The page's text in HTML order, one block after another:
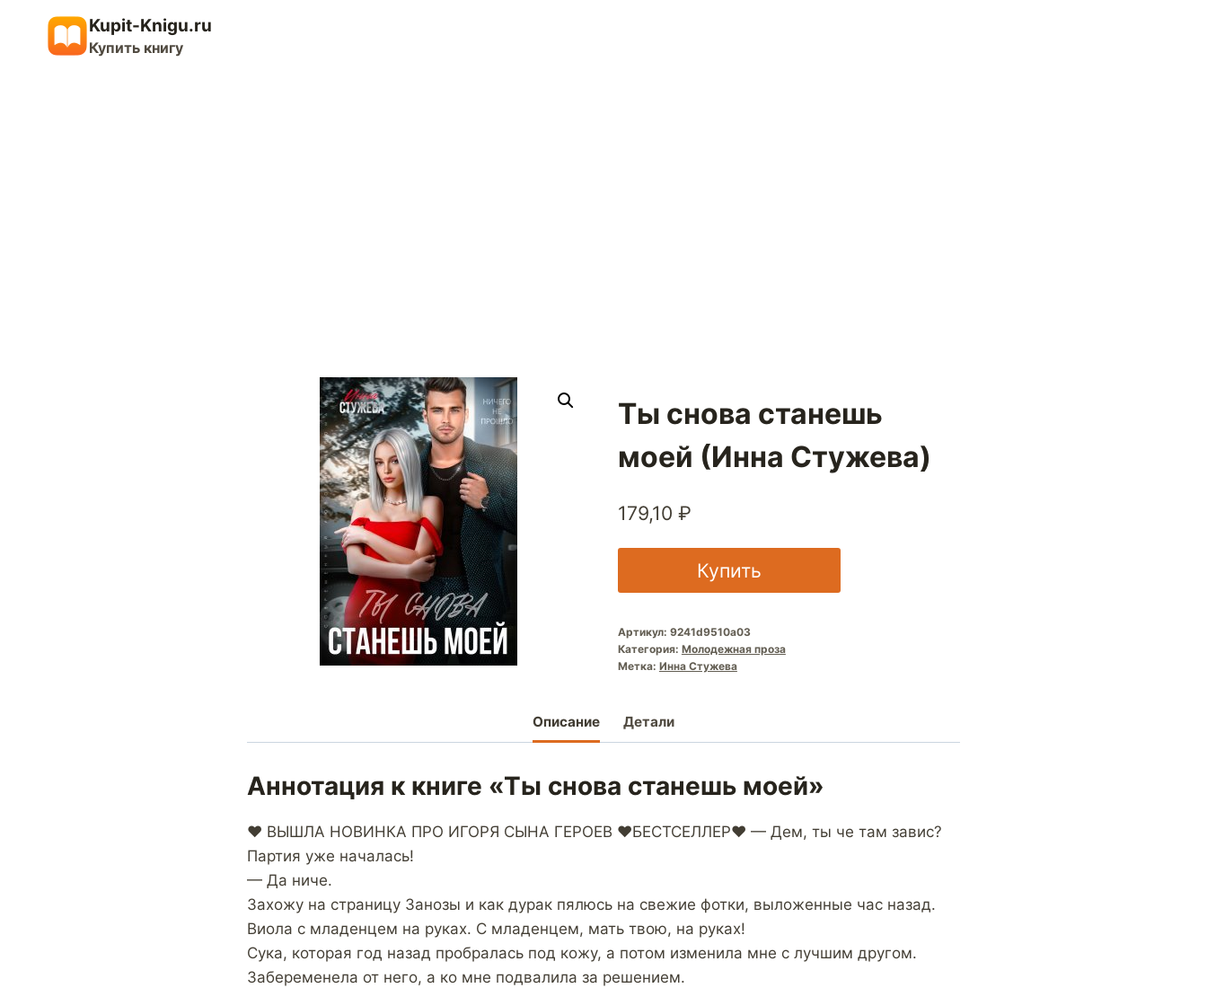
содержимому
Kupit-Knigu.ru
Купить книгу
Ты снова станешь
моей (Инна Стужева)
179,10 ₽
Купить
Артикул: 9241d9510a03
Категория: Молодежная проза
Метка: Инна Стужева
Описание Детали
Аннотация к книге «Ты снова станешь моей»
❤️ ВЫШЛА НОВИНКА ПРО ИГОРЯ СЫНА ГЕРОЕВ ❤️БЕСТСЕЛЛЕР❤️ — Дем, ты че там завис?
Партия уже началась!
— Да ниче.
Захожу на страницу Занозы и как дурак пялюсь на свежие фотки, выложенные час назад.
Виола с младенцем на руках. С младенцем, мать твою, на руках!
Сука, которая год назад пробралась под кожу, а потом изменила мне с лучшим другом.
Забеременела от него, а ко мне подвалила за решением.